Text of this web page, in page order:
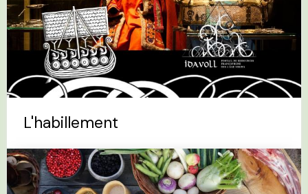
L'habillement